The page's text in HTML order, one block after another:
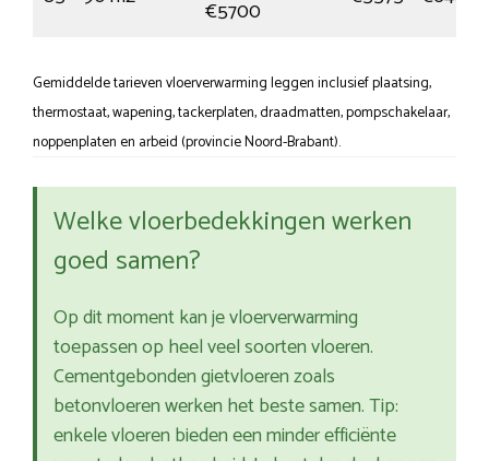
€5700
Gemiddelde tarieven vloerverwarming leggen inclusief plaatsing,
thermostaat, wapening, tackerplaten, draadmatten, pompschakelaar,
noppenplaten en arbeid (provincie Noord-Brabant).
Welke vloerbedekkingen werken
goed samen?
Op dit moment kan je vloerverwarming
toepassen op heel veel soorten vloeren.
Cementgebonden gietvloeren zoals
betonvloeren werken het beste samen. Tip:
enkele vloeren bieden een minder efficiënte